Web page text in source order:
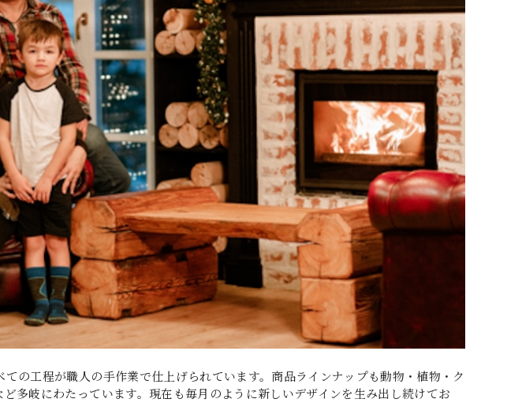
の工程が職人の手作業で仕上げられています。商品ラインナップも動物・植物・ク
多岐にわたっています。現在も毎月のように新しいデザインを生み出し続けてお